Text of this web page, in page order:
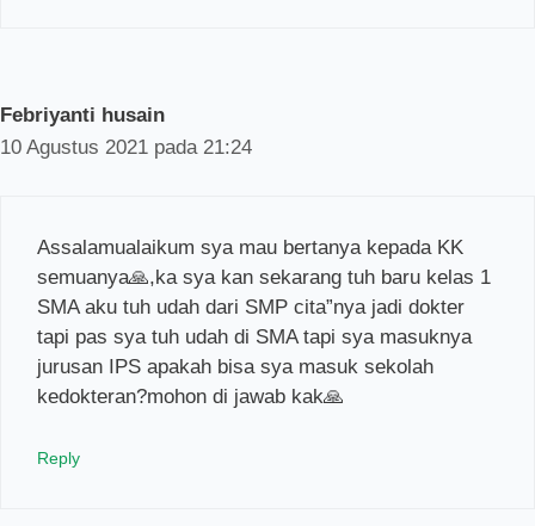
Febriyanti husain
10 Agustus 2021 pada 21:24
Assalamualaikum sya mau bertanya kepada KK
semuanya🙏,ka sya kan sekarang tuh baru kelas 1
SMA aku tuh udah dari SMP cita”nya jadi dokter
tapi pas sya tuh udah di SMA tapi sya masuknya
jurusan IPS apakah bisa sya masuk sekolah
kedokteran?mohon di jawab kak🙏
Reply